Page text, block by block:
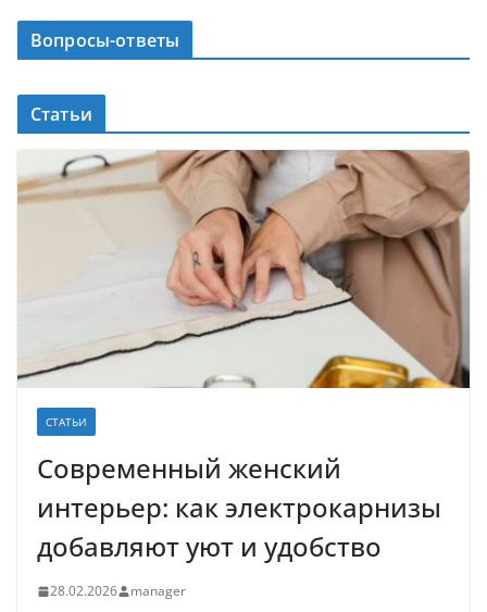
Вопросы-ответы
Статьи
СТАТЬИ
Современный женский
интерьер: как электрокарнизы
добавляют уют и удобство
28.02.2026 manager